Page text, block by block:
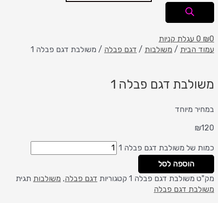
₪0
0 עגלת קניות
עמוד הבית / משולבות / דגם פבלה / משולבת דגם פבלה 1
משולבת דגם פבלה 1
במחיר מיוחד
₪120
כמות של משולבת דגם פבלה 1
הוספה לסל
מק"ט משולבת דגם פבלה 1 קטגוריות דגם פבלה, משולבות תגית
משולבת דגם פבלה